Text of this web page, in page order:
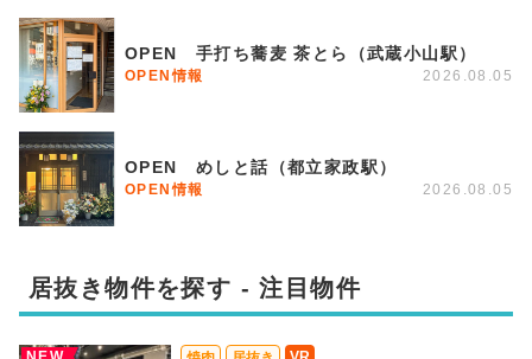
OPEN 手打ち蕎麦 茶とら（武蔵小山駅）
OPEN情報 2026.08.05
OPEN めしと話（都立家政駅）
OPEN情報 2026.08.05
居抜き物件を探す - 注目物件